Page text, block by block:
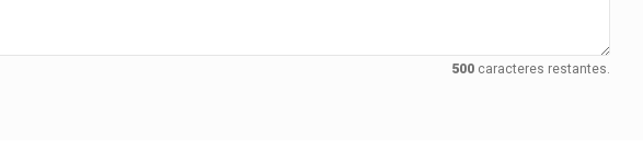
500caracteres restantes.